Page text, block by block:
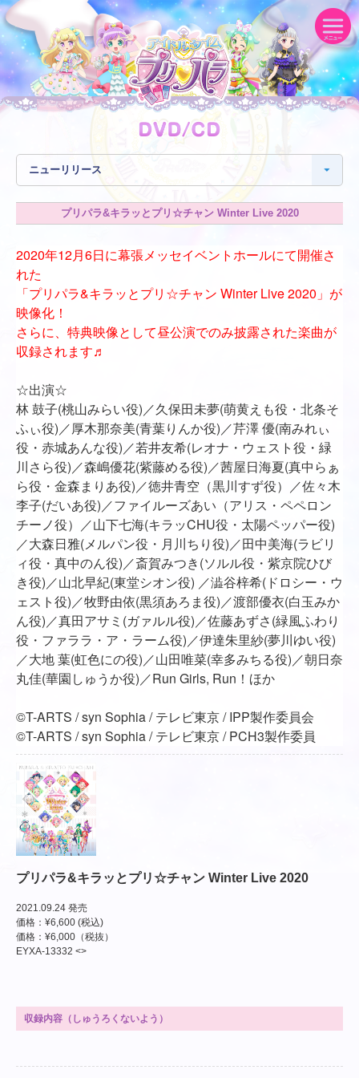
プリパラ&キラッとプリ☆チャン Winter Live 2020
2020年12月6日に幕張メッセイベントホールにて開催さ
れた
「プリパラ&キラッとプリ☆チャン Winter Live 2020」が
映像化！
さらに、特典映像として昼公演でのみ披露された楽曲が
収録されます♬
☆出演☆
林 鼓子(桃山みらい役)／久保田未夢(萌黄えも役・北条そ
ふぃ役)／厚木那奈美(青葉りんか役)／芹澤 優(南みれぃ
役・赤城あんな役)／若井友希(レオナ・ウェスト役・緑
川さら役)／森嶋優花(紫藤める役)／茜屋日海夏(真中らぁ
ら役・金森まりあ役)／徳井青空（黒川すず役）／佐々木
李子(だいあ役)／ファイルーズあい（アリス・ペペロン
チーノ役）／山下七海(キラッCHU役・太陽ペッパー役)
／大森日雅(メルパン役・月川ちり役)／田中美海(ラビリ
ィ役・真中のん役)／斎賀みつき(ソルル役・紫京院ひび
き役)／山北早紀(東堂シオン役) ／澁谷梓希(ドロシー・ウ
ェスト役)／牧野由依(黒須あろま役)／渡部優衣(白玉みか
ん役)／真田アサミ(ガァルル役)／佐藤あずさ(緑風ふわり
役・ファララ・ア・ラーム役)／伊達朱里紗(夢川ゆい役)
／大地 葉(虹色にの役)／山田唯菜(幸多みちる役)／朝日奈
丸佳(華園しゅうか役)／Run Girls, Run！ほか
©T-ARTS / syn Sophia / テレビ東京 / IPP製作委員会
©T-ARTS / syn Sophia / テレビ東京 / PCH3製作委員
プリパラ&キラッとプリ☆チャン Winter Live 2020
2021.09.24 発売
価格：¥6,600 (税込)
価格：¥6,000（税抜）
EYXA-13332 <>
収録内容（しゅうろくないよう）